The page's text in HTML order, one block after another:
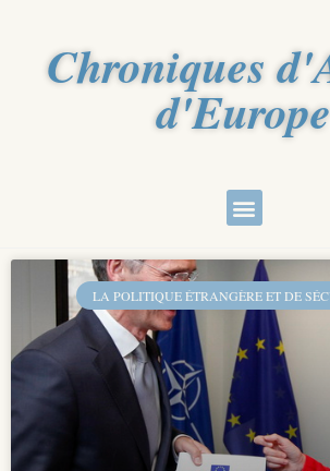
Chroniques
d'Europe
LA POLITIQUE ÉTRANGÈRE ET DE